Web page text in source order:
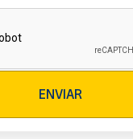
ENVIAR